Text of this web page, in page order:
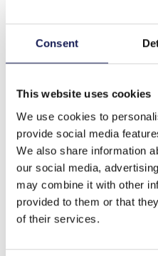
Consent
This website uses cookies
We use cookies to
provide social media
We also share information
our social media,
may combine it with other
provided to them or that
of their services.
E-E14.1 H2467-046-6 Hair
D'autres ont acheté aussi